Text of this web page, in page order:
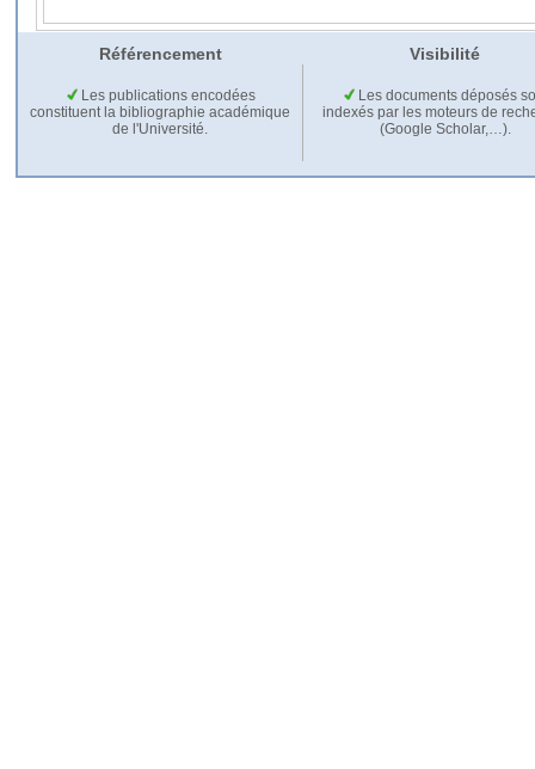
Référencement Visibilité
Les publications encodées
constituent la bibliographie académique
de l'Université.
Les documents déposés
indexés par les moteurs de
(Google Scholar,…).